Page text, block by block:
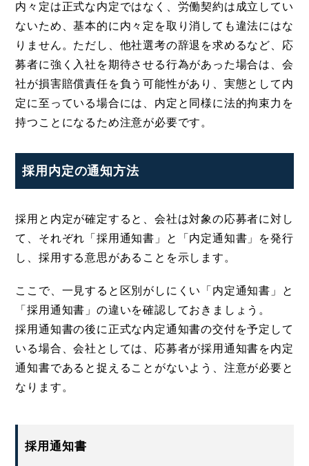
内々定は正式な内定ではなく、労働契約は成立してい
ないため、基本的に内々定を取り消しても違法にはな
りません。ただし、他社選考の辞退を求めるなど、応
募者に強く入社を期待させる行為があった場合は、会
社が損害賠償責任を負う可能性があり、実態として内
定に至っている場合には、内定と同様に法的拘束力を
持つことになるため注意が必要です。
採用内定の通知方法
採用と内定が確定すると、会社は対象の応募者に対し
て、それぞれ「採用通知書」と「内定通知書」を発行
し、採用する意思があることを示します。
ここで、一見すると区別がしにくい「内定通知書」と
「採用通知書」の違いを確認しておきましょう。
採用通知書の後に正式な内定通知書の交付を予定して
いる場合、会社としては、応募者が採用通知書を内定
通知書であると捉えることがないよう、注意が必要と
なります。
採用通知書